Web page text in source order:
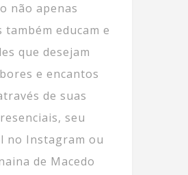
não apenas
também educam e
que desejam
e encantos
de suas
seu
no Instagram ou
de Macedo